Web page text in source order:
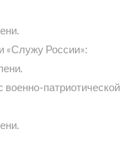
«Служу России»:
патриотической